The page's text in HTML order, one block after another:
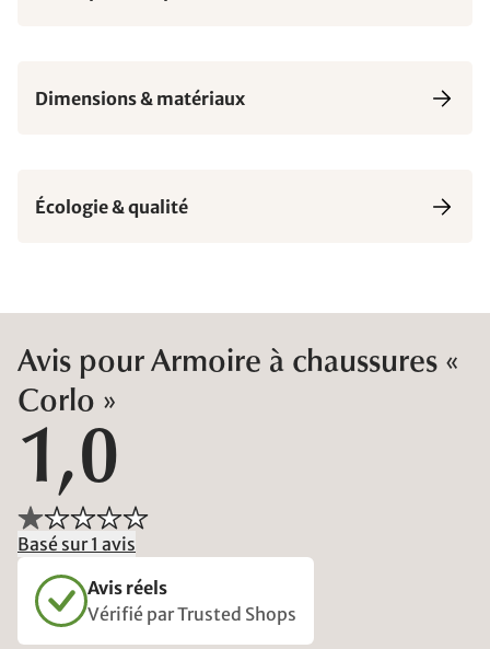
Dimensions & matériaux
Écologie & qualité
Avis pour Armoire à chaussures «
Corlo »
1,0
Basé sur 1 avis
Avis réels
Vérifié par Trusted Shops